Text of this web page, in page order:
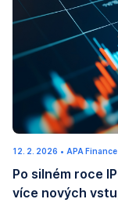
)
A
12. 2. 2026 1
.
2
.
• APA
Po silném roce
více nových